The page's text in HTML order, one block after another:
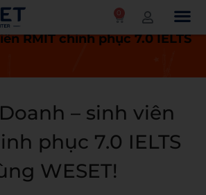
0
tích học viên
Doanh
RMIT chinh phục 7.0 IELTS
– sinh viên
phục 7.0 IELTS
WESET!